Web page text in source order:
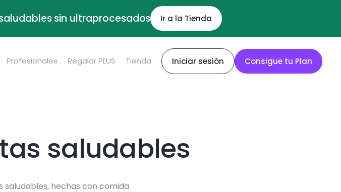
sin ultraprocesados Ir a la Tienda
Profesionales Regalar PLUS Tienda Iniciar sesión Consigue tu Plan
saludables
saludables, hechas con comida